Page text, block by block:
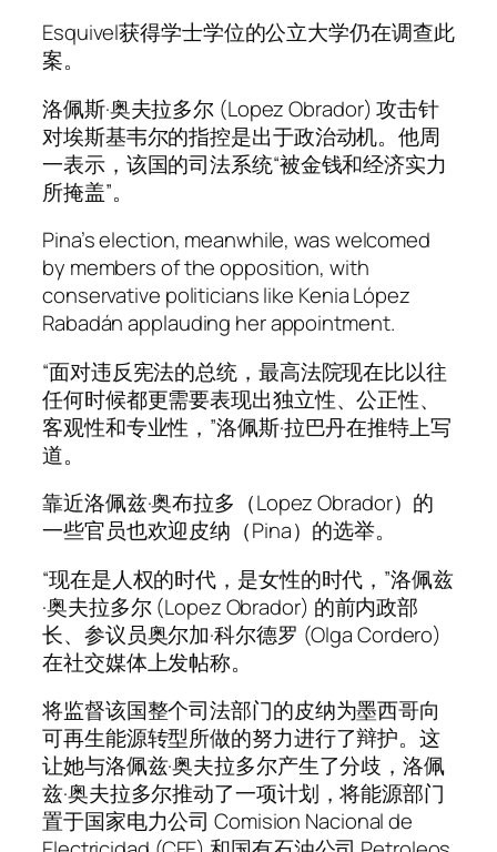
Esquivel获得学士学位的公立大学仍在调查此
案。
洛佩斯·奥夫拉多尔 (Lopez Obrador) 攻击针
对埃斯基韦尔的指控是出于政治动机。他周
一表示，该国的司法系统“被金钱和经济实力
所掩盖”。
Pina’s election, meanwhile, was welcomed
by members of the opposition, with
conservative politicians like Kenia López
Rabadán applauding her appointment.
“面对违反宪法的总统，最高法院现在比以往
任何时候都更需要表现出独立性、公正性、
客观性和专业性，”洛佩斯·拉巴丹在推特上写
道。
靠近洛佩兹·奥布拉多（Lopez Obrador）的
一些官员也欢迎皮纳（Pina）的选举。
“现在是人权的时代，是女性的时代，”洛佩兹
·奥夫拉多尔 (Lopez Obrador) 的前内政部
长、参议员奥尔加·科尔德罗 (Olga Cordero)
在社交媒体上发帖称。
将监督该国整个司法部门的皮纳为墨西哥向
可再生能源转型所做的努力进行了辩护。这
让她与洛佩兹·奥夫拉多尔产生了分歧，洛佩
兹·奥夫拉多尔推动了一项计划，将能源部门
置于国家电力公司 Comision Nacional de